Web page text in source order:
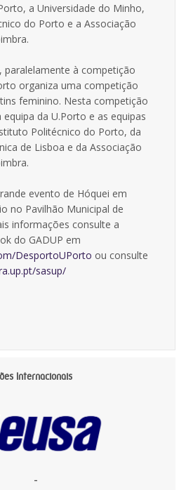
a Universidade do Minho,
do Porto e a Associação
paralelamente à competição
organiza uma competição
feminino. Nesta competição
da U.Porto e as equipas
Politécnico do Porto, da
de Lisboa e da Associação
evento de Hóquei em
no Pavilhão Municipal de
informações consulte a
do GADUP em
DesportoUPorto ou consulte
sasup/
Internacionais
-